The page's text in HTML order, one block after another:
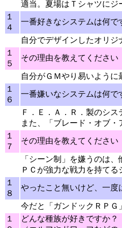
適当。夏場はＴシャツに
１
４
一番好きなシステムは何で
自分でデザインしたオリ
１
５
その理由を教えてください
自分がＧＭやり易いように
１
６
一番嫌いなシステムは何で
Ｆ．Ｅ．Ａ．Ｒ．製のシ
また、「ブレード・オブ
１
７
その理由を教えてください
「シーン制」を嫌うのは
ＰＣが強力な戦力を持て
１
８
やったこと無いけど、一
今だと「ガンドックＲＰＧ
１
どんな種族が好きですか？